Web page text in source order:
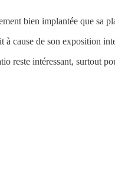
bien implantée que sa
cause de son exposition
reste intéressant, surtout